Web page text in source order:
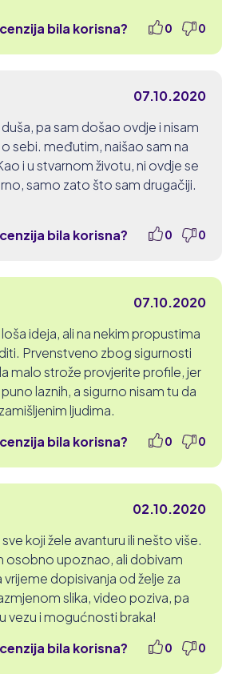
bila korisna?
0 0
07.10.2020
pa sam došao ovdje i nisam
sebi. međutim, naišao sam na
i u stvarnom životu, ni ovdje se
samo zato što sam drugačiji.
bila korisna?
0 0
07.10.2020
ideja, ali na nekim propustima
Prvenstveno zbog sigurnosti
malo strože provjerite profile, jer
laznih, a sigurno nisam tu da
ljudima.
bila korisna?
0 0
02.10.2020
koji žele avanturu ili nešto više.
osobno upoznao, ali dobivam
dopisivanja od želje za
slika, video poziva, pa
vezu i mogućnosti braka!
bila korisna?
0 0